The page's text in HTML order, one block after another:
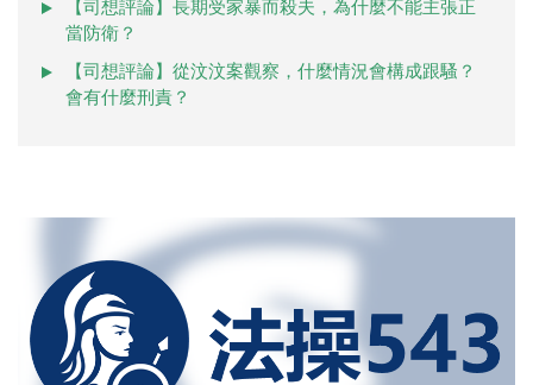
【司想評論】長期受家暴而殺夫，為什麼不能主張正
當防衛？
【司想評論】從汶汶案觀察，什麼情況會構成跟騷？
會有什麼刑責？